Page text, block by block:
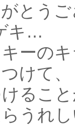
とう
キ…
ーの
けて、
るこ
うれし